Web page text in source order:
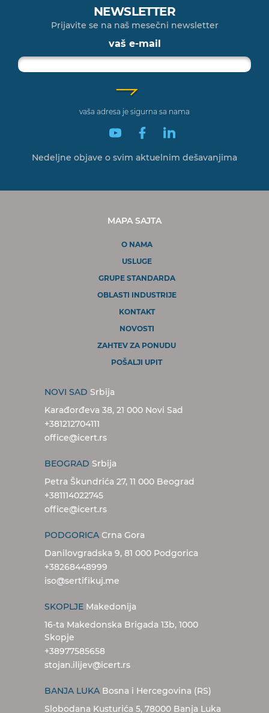
Nedeljne objave o svim aktuelnim dešavanjima
NEWSLETTER
Prijavite se na naš mesečni newsletter
vaš e-mail
vaša adresa je sigurna sa nama
MAPA SAJTA
O NAMA
USLUGE
GRUPE STANDARDA
OBLASTI INDUSTRIJE
KONTAKT
NOVOSTI
ZAHTEV ZA PONUDU
POŠALJI UPIT
NOVI SAD Srbija
Karađorđeva 38, 21 000 Novi Sad
+381212704111
office@icert.rs
BEOGRAD Srbija
Petra Škundrića 27, 11 000 Beograd
+381114022745
office@icert.rs
PODGORICA Crna Gora
Danilovgradska 9, 81 000 Podgorica
+38268448999
iso@sertifikuj.me
SKOPLJE Makedonija
16-ta Makedonska Brigada 13b, 1000
Skopje
+38977585658
stojan.ilijev@icert.rs
BANJA LUKA Bosna i Hercegovina (RS)
Slobodana Kusturića 5, 78000 Banja Luka